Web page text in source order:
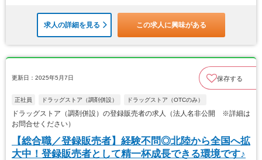
求人の詳細を見る この求人に興味がある
更新日：2025年5月7日 保存する
正社員 ドラッグストア（調剤併設） ドラッグストア（OTCのみ）
ドラッグストア（調剤併設）の登録販売者の求人（法人名非公開 ※詳細は
お問合せください）
【総合職／登録販売者】経験不問◎北陸から全国へ拡
大中！登録販売者として精一杯成長できる環境です♪